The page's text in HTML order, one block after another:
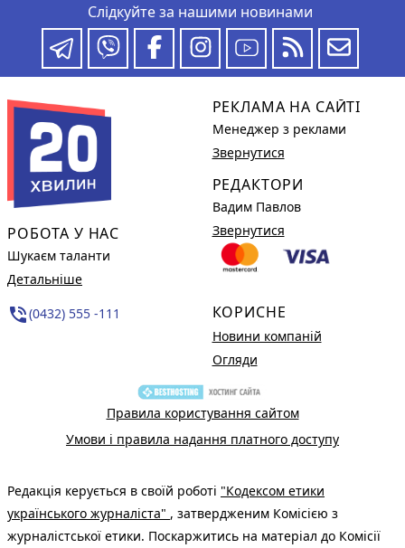
Слідкуйте за нашими новинами
РОБОТА У НАС
Шукаєм таланти
Детальніше
phone_in_talk(0432) 555 -111
РЕКЛАМА НА САЙТІ
Менеджер з реклами
Звернутися
РЕДАКТОРИ
Вадим Павлов
Звернутися
КОРИСНЕ
Новини компаній
Огляди
Правила користування сайтом
Умови і правила надання платного доступу
Редакція керується в своїй роботі "Кодексом етики
українського журналіста" , затвердженим Комісією з
журналістської етики. Поскаржитись на матеріал до Комісії